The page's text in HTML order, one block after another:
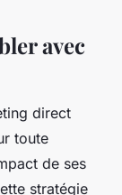
avec
direct
toute
de ses
stratégie